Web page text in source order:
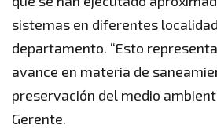
sistemas en diferentes
departamento. “Esto
avance en materia de
preservación del medio
Gerente.